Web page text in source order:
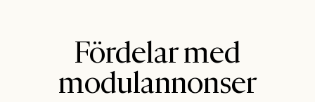
Fördelar med
modulannonser